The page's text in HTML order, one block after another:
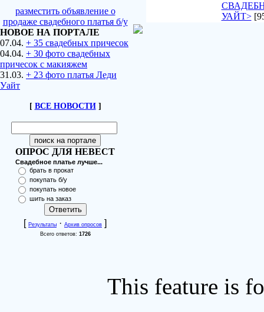
разместить объявление о
продаже свадебного платья б/у
НОВОЕ НА ПОРТАЛЕ
07.04. + 35 свадебных причесок
04.04. + 30 фото свадебных
причесок с макияжем
31.03. + 23 фото платья Леди
Уайт
[ ВСЕ НОВОСТИ]
ОПРОС ДЛЯ НЕВЕСТ
Свадебное платье лучше...
брать в прокат
покупать б/у
покупать новое
шить на заказ
[ Результаты · Архив опросов ]
Всего ответов: 1726
УАЙТ>
This feature is